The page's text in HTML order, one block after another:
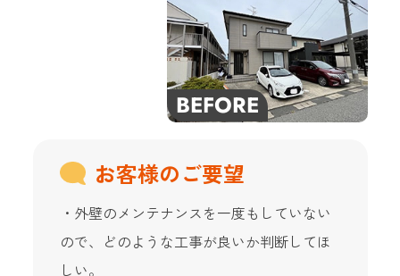
お客様のご要望
・外壁のメンテナンスを一度もしていない
ので、どのような工事が良いか判断してほ
しい。